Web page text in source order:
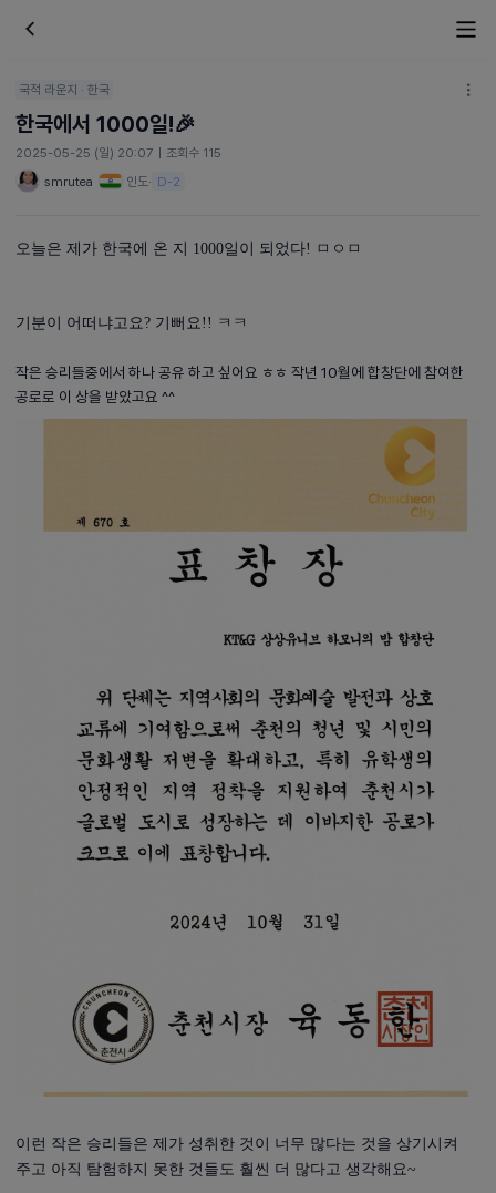
국적 라운지 · 한국
한국에서 1000일!🎉
2025-05-25 (일) 20:07 | 조회수 115
smrutea
인도· D-2
오늘은 제가 한국에 온 지 1000일이 되었다! ㅁㅇㅁ
기분이 어떠냐고요? 기뻐요!! ㅋㅋ
작은 승리들중에서 하나 공유 하고 싶어요 ㅎㅎ 작년 10월에 합창단에 참여한
공로로 이 상을 받았고요 ^^
이런 작은 승리들은 제가 성취한 것이 너무 많다는 것을 상기시켜
주고 아직 탐험하지 못한 것들도 훨씬 더 많다고 생각해요~